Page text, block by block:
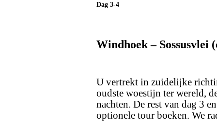
Dag 3-4
Windhoek – Sossusvlei
U vertrekt in zuidelijke
oudste woestijn ter wereld,
nachten. De rest van dag 3
optionele tour boeken. We